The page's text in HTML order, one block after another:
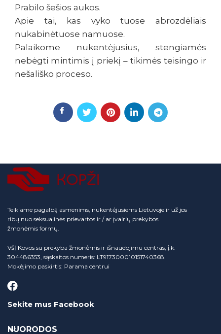
Prabilo šešios aukos.
Apie tai, kas vyko tuose abrozdėliais
nukabinėtuose namuose.
Palaikome nukentėjusius, stengiamės
nebėgti mintimis į priekį – tikimės teisingo ir
nešališko proceso.
Teikiame pagalbą asmenims, nukentėjusiems Lietuvoje ir už jos
ribų nuo seksualinės prievartos ir / ar įvairių prekybos
žmonėmis formų.
VšĮ Kovos su prekyba žmonėmis ir išnaudojimu centras, į.k.
304486353, sąskaitos numeris: LT917300010151740368.
Mokėjimo paskirtis: Parama centrui
Sekite mus Facebook
NUORODOS